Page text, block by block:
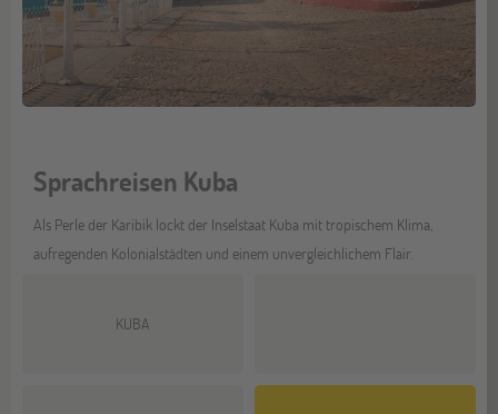
Sprachreisen Kuba
Als Perle der Karibik lockt der Inselstaat Kuba mit tropischem Klima,
aufregenden Kolonialstädten und einem unvergleichlichem Flair.
KUBA